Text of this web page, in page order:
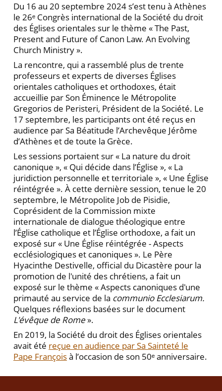
Du 16 au 20 septembre 2024 s’est tenu à Athènes
le 26ᵉ Congrès international de la Société du droit
des Églises orientales sur le thème « The Past,
Present and Future of Canon Law. An Evolving
Church Ministry ».
La rencontre, qui a rassemblé plus de trente
professeurs et experts de diverses Églises
orientales catholiques et orthodoxes, était
accueillie par Son Éminence le Métropolite
Gregorios de Peristeri, Président de la Société. Le
17 septembre, les participants ont été reçus en
audience par Sa Béatitude l’Archevêque Jérôme
d’Athènes et de toute la Grèce.
Les sessions portaient sur « La nature du droit
canonique », « Qui décide dans l’Église », « La
juridiction personnelle et territoriale », « Une Église
réintégrée ». À cette dernière session, tenue le 20
septembre, le Métropolite Job de Pisidie,
Coprésident de la Commission mixte
internationale de dialogue théologique entre
l’Église catholique et l’Église orthodoxe, a fait un
exposé sur « Une Église réintégrée - Aspects
ecclésiologiques et canoniques ». Le Père
Hyacinthe Destivelle, official du Dicastère pour la
promotion de l'unité des chrétiens, a fait un
exposé sur le thème « Aspects canoniques d'une
primauté au service de la communio Ecclesiarum.
Quelques réflexions basées sur le document
L'évêque de Rome».
En 2019, la Société du droit des Églises orientales
avait été reçue en audience par Sa Sainteté le
Pape Françoisà l’occasion de son 50ᵉ anniversaire.